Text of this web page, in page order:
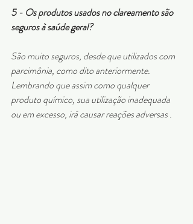
5 - Os produtos usados no clareamento são
seguros à saúde geral?
São muito seguros, desde que utilizados com
parcimônia, como dito anteriormente.
Lembrando que assim como qualquer
produto químico, sua utilização inadequada
ou em excesso, irá causar reações adversas .